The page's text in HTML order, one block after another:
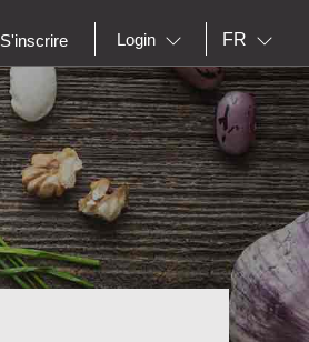
S'inscrire Login FR